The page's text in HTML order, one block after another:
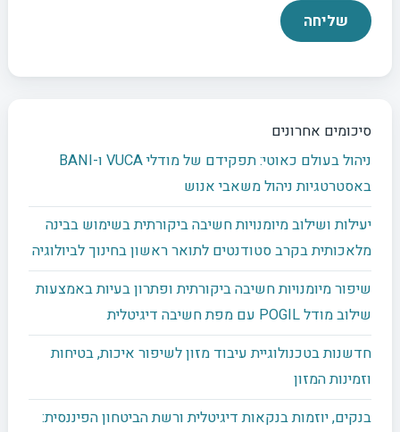
סיכומים אחרונים
ניהול בעולם כאוטי: תפקידם של מודלי VUCA ו-BANI
באסטרטגיות ניהול משאבי אנוש
יעילות ושילוב מיומנויות חשיבה ביקורתית בשימוש בבינה
מלאכותית בקרב סטודנטים לתואר ראשון בחינוך לביולוגיה
שיפור מיומנויות חשיבה ביקורתית ופתרון בעיות באמצעות
שילוב מודל POGIL עם מפת חשיבה דיגיטלית
חדשנות בטכנולוגיית עיבוד מזון לשיפור איכות, בטיחות
וזמינות המזון
בנקים, יוזמות בנקאות דיגיטלית ורשת הביטחון הפיננסית: